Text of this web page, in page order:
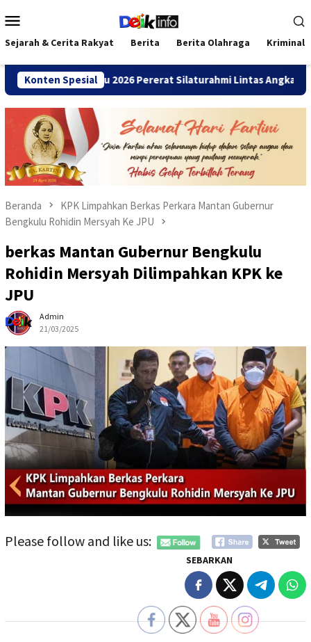
ke
kontenMobile
Sejarah & Cerita Rakyat Berita Berita Olahraga Kriminal
Konten Spesial
Bengkulu 2026 Pererat Silaturahmi Lintas Angkatan
Beranda
KPK Limpahkan Berkas Perkara Mantan Gubernur
Bengkulu Rohidin Mersyah Ke JPU
berkas Mantan Gubernur Bengkulu
Rohidin Mersyah Dilimpahkan KPK ke
JPU
Admin
21/03/2025
Please follow and like us:
SEBARKAN